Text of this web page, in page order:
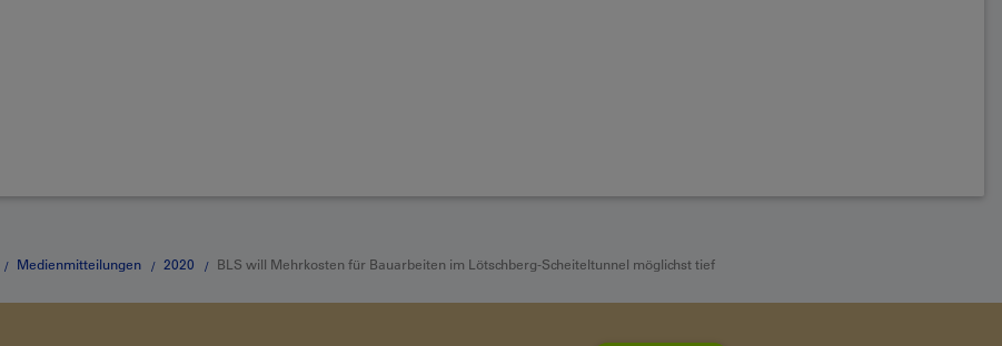
Medienmitteilungen 2020 BLS will Mehrkosten für Bauarbeiten im Lötschberg-Scheiteltunnel möglichst tief